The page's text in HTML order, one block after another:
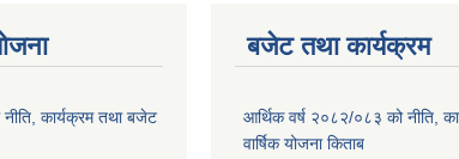
कार्यक्रम तथा बजेट
बजेट तथा कार्यक्रम
आर्थिक वर्ष २०८२/०८३ को नीति,
वार्षिक योजना किताब